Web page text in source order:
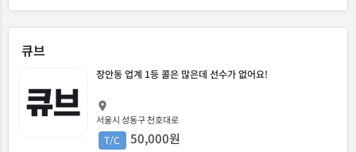
큐브
장안동 업계 1등 콜은 많은데 선수가 없어요!
서울시 성동구 천호대로
T/C 50,000원